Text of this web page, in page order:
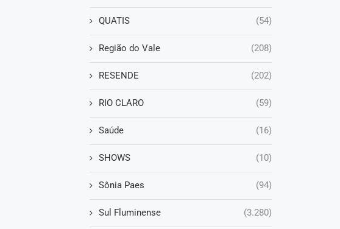
QUATIS (54)
Região do Vale (208)
RESENDE (202)
RIO CLARO (59)
Saúde (16)
SHOWS (10)
Sônia Paes (94)
Sul Fluminense (3.280)